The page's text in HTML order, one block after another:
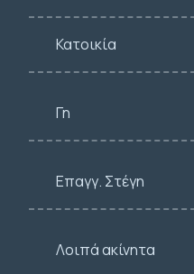
Κατοικία
Γη
Επαγγ. Στέγη
Λοιπά ακίνητα